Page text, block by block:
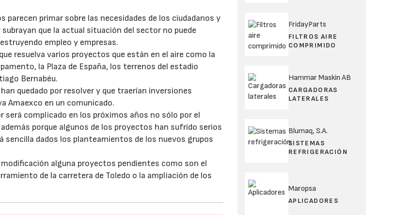
primar sobre las necesidades de los ciudadanos y
que la actual situación del sector no puede
empleo y empresas.
resuelva varios proyectos que están en el aire como la
la Plaza de España, los terrenos del estadio
Bernabéu.
quedado por resolver y que traerían inversiones
Amaexco en un comunicado.
será complicado en los próximos años no sólo por el
porque algunos de los proyectos han sufrido serios
sencilla dados los planteamientos de los nuevos grupos
alguna proyectos pendientes como son el
de la carretera de Toledo o la ampliación de los
FridayParts
FILTROS AIRE
COMPRIMIDO
Hammar Maskin AB
CARGADORAS
LATERALES
Blumaq, S.A.
SISTEMAS
REFRIGERACIÓN
Maropsa
APLICADORES